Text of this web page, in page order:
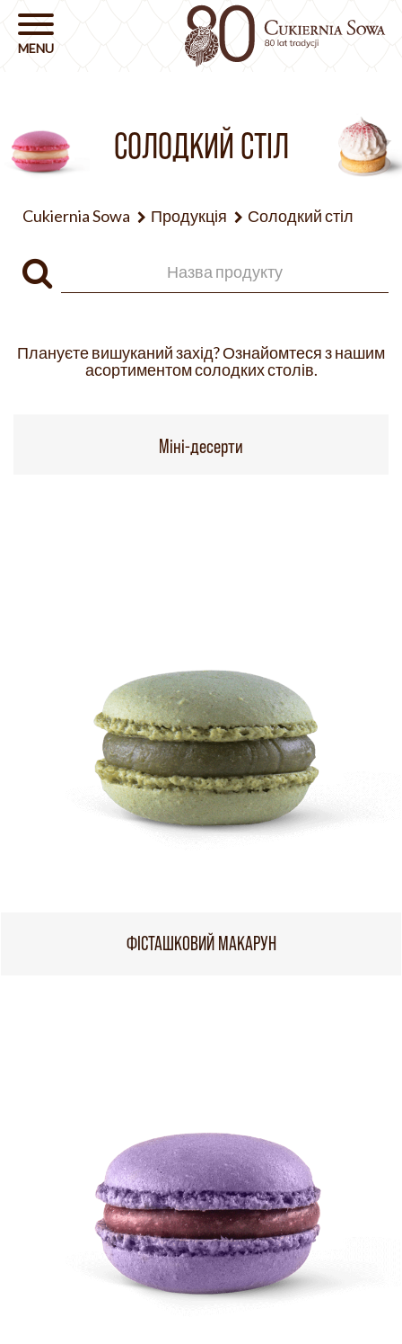
СОЛОДКИЙ СТІЛ
Cukiernia Sowa Продукція Солодкий стіл
Плануєте вишуканий захід? Ознайомтеся з нашим
асортиментом солодких столів.
Міні-десерти
ФІСТАШКОВИЙ МАКАРУН